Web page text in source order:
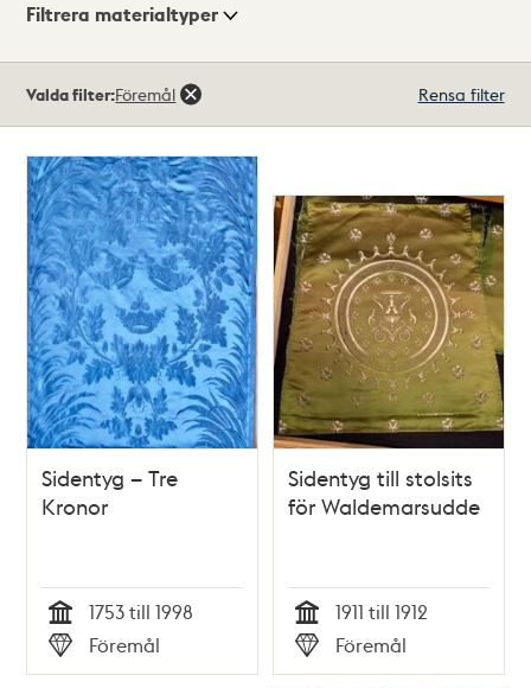
Visningsläge
Filtrera materialtyper
träffar
Valda filter:Föremål Rensa filter
Sidentyg – Tre
Kronor
Tid
1753 till 1998
Typ
Föremål
Sidentyg till stolsits
för Waldemarsudde
Tid
1911 till 1912
Typ
Föremål